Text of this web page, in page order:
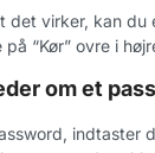
det virker, kan du
“Kør” ovre i
om et
indtaster